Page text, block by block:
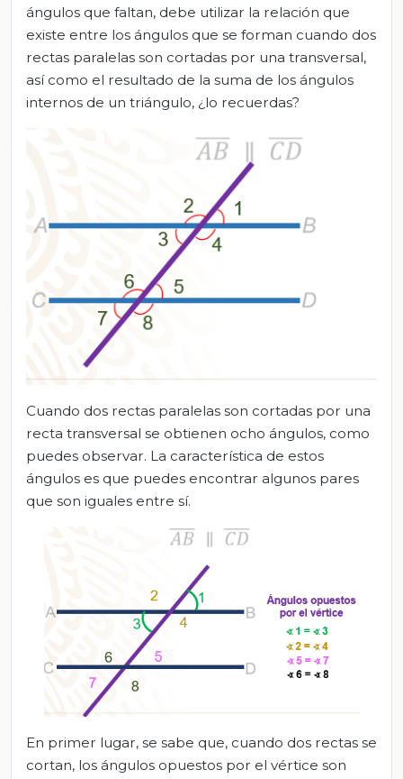
ángulos que faltan, debe utilizar la relación que
existe entre los ángulos que se forman cuando dos
rectas paralelas son cortadas por una transversal,
así como el resultado de la suma de los ángulos
internos de un triángulo, ¿lo recuerdas?
Cuando dos rectas paralelas son cortadas por una
recta transversal se obtienen ocho ángulos, como
puedes observar. La característica de estos
ángulos es que puedes encontrar algunos pares
que son iguales entre sí.
En primer lugar, se sabe que, cuando dos rectas se
cortan, los ángulos opuestos por el vértice son